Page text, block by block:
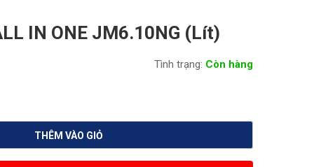
IN ONE JM6.10NG (Lít)
Tình trạng: Còn hàng
THÊM VÀO GIỎ